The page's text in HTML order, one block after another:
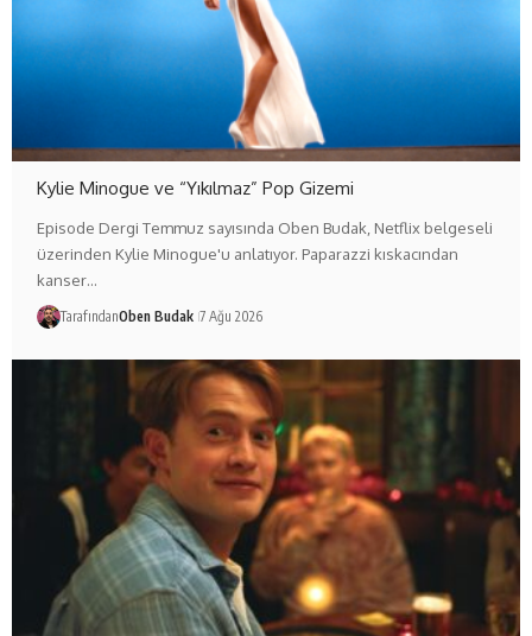
Kylie Minogue ve “Yıkılmaz” Pop Gizemi
Episode Dergi Temmuz sayısında Oben Budak, Netflix belgeseli
üzerinden Kylie Minogue'u anlatıyor. Paparazzi kıskacından
kanser…
TarafındanOben Budak 7 Ağu 2026